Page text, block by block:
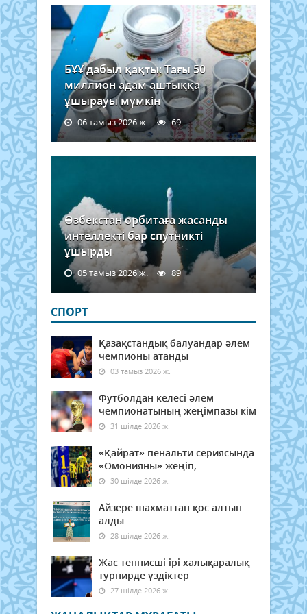
БҰҰ дабыл қақты: Тағы 50
миллион адам аштыққа
ұшырауы мүмкін
06 тамыз 2026 ж. 69
Өзбекстан орбитаға жасанды
интеллекті бар спутникті
ұшырды
05 тамыз 2026 ж. 89
СПОРТ
Қазақстандық балуандар әлем
чемпионы атанды
03 тамыз 2026 ж.
Футболдан келесі әлем
чемпионатының жеңімпазы кім
31 шілде 2026 ж.
«Қайрат» пенальти сериясында
«Омонияны» жеңіп,
30 шілде 2026 ж.
Айзере шахматтан қос алтын
алды
28 шілде 2026 ж.
Жас теннисші ірі халықаралық
турнирде үздіктер
27 шілде 2026 ж.